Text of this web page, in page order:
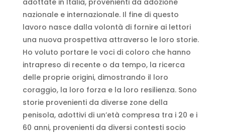
nazionale e internazionale. Il fine di questo
lavoro nasce dalla volontà di fornire ai lettori
una nuova prospettiva attraverso le loro storie.
Ho voluto portare le voci di coloro che hanno
intrapreso di recente o da tempo, la ricerca
delle proprie origini, dimostrando il loro
coraggio, la loro forza e la loro resilienza. Sono
storie provenienti da diverse zone della
penisola, adottivi di un’età compresa tra i 20 e i
60 anni, provenienti da diversi contesti socio